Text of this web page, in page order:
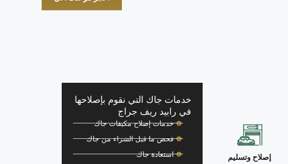
إصلاح وتسليم
خدمات جاك التي نقوم بإصلاحها
في رابيد ريف جراج
خدمات إصلاح مكيفات جاك
فحص ما قبل الشراء من جاك
استعادة جاك